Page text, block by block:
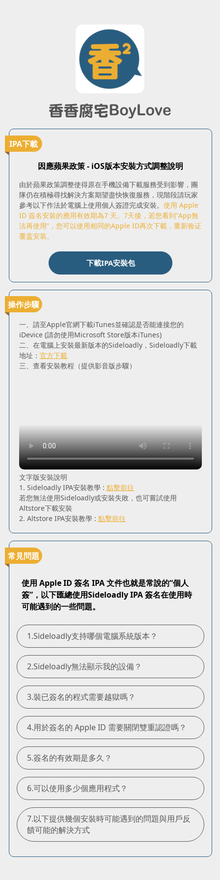
IPA下載
因應蘋果政策 - iOS版本安裝方式調整說明
由於蘋果政策調整使得原在手機設備下載服務受到影響，團
隊仍在積極尋找解決方案期望盡快恢復服務，現階段請玩家
參考以下作法於電腦上使用個人簽證完成安裝。 使用 Apple
ID 簽名安裝的應用有效期為7 天。7天後，若您看到”App無
法再使用”，您可以使用相同的Apple ID再次下載，重新验证
覆盖安装。
下載IPA安裝包
操作步驟
一、請至Apple官網下載iTunes並確認是否能連接您的
iDevice (請勿使用Microsoft Store版本iTunes)
二、在電腦上安裝最新版本的Sideloadly，Sideloadly下載
地址： 官方下載
三、查看安裝教程（提供影音版步驟）
文字版安裝說明
1. Sideloadly IPA安裝教學 : 點擊前往
若您無法使用Sideloadly或安裝失敗，也可嘗試使用
Altstore下載安裝
2. Altstore IPA安裝教學 : 點擊前往
常見問題
使用 Apple ID 簽名 IPA 文件也就是常說的“個人
簽”，以下匯總使用Sideloadly IPA 簽名在使用時
可能遇到的一些問題。
1.Sideloadly支持哪個電腦系統版本？
2.Sideloadly無法顯示我的設備？
3.裝已簽名的程式需要越獄嗎？
4.用於簽名的 Apple ID 需要關閉雙重認證嗎？
5.簽名的有效期是多久？
6.可以使用多少個應用程式？
7.以下提供幾個安裝時可能遇到的問題與用戶反
饋可能的解決方式